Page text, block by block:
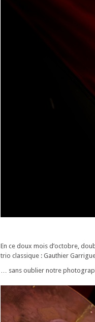
En ce doux mois d’octobre,
trio classique : Gauthier
… sans oublier notre